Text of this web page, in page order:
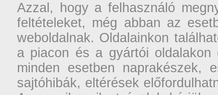
Azzal, hogy a felhasználó
feltételeket, még abban az
weboldalnak. Oldalainkon
a piacon és a gyártói oldalakon
minden esetben naprakészek,
sajtóhibák, eltérések